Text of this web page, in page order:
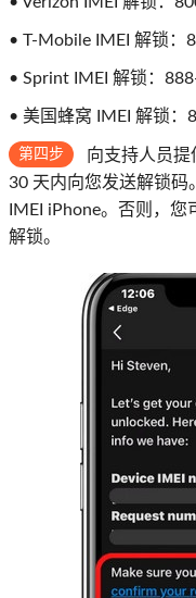
• T-Mobile IMEI 解锁：
• Sprint IMEI 解锁：
• 美国蜂窝 IMEI 解锁：
第四步
向支持人员
30 天内向您发送解锁码
IMEI iPhone。否则，您
解锁。